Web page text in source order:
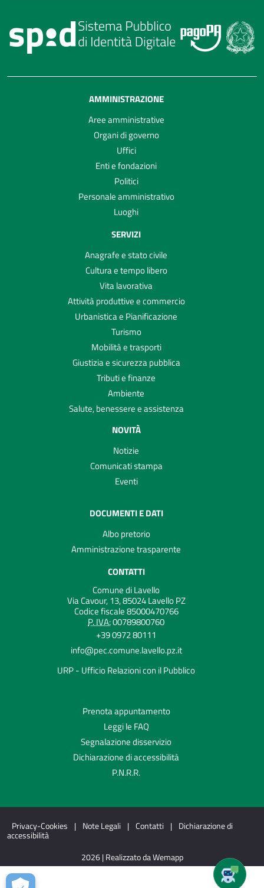
AMMINISTRAZIONE
Aree amministrative
Organi di governo
Uffici
Enti e fondazioni
Politici
Personale amministrativo
Luoghi
SERVIZI
Anagrafe e stato civile
Cultura e tempo libero
Vita lavorativa
Attività produttive e commercio
Urbanistica e Pianificazione
Turismo
Mobilità e trasporti
Giustizia e sicurezza pubblica
Tributi e finanze
Ambiente
Salute, benessere e assistenza
NOVITÀ
Notizie
Comunicati stampa
Eventi
DOCUMENTI E DATI
Albo pretorio
Amministrazione trasparente
CONTATTI
Comune di Lavello
Via Cavour, 13, 85024 Lavello PZ
Codice fiscale 85000470766
P. IVA:00789800760
+39 0972 80111
info@pec.comune.lavello.pz.it
URP - Ufficio Relazioni con il Pubblico
Prenota appuntamento
Leggi le FAQ
Segnalazione disservizio
Dichiarazione di accessibilità
P.N.R.R.
Privacy-Cookies | Note Legali | Contatti | Dichiarazione di
accessibilità
2026 | Realizzato da Wemapp